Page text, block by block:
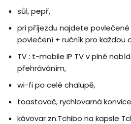
sůl, pepř,
pri příjezdu najdete
povlečení + ručník pro každou
TV : t-mobile IP TV v plné
přehráváním,
wi-fi po celé chalupě,
toastovač, rychlovarná
kávovar zn.Tchibo na kapsle